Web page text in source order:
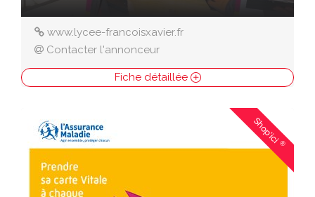
www.lycee-francoisxavier.fr
Contacter l'annonceur
Fiche détaillée
Shop'ici®